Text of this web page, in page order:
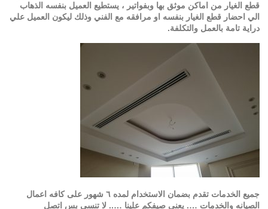
قطع الغيار من اماكن موثق بها وبفواتير ، يستطيع العميل بنفسه الذهاب
الي احضار قطع الغيار بنفسه او مرافقه مع الفني وذلك ليكون العميل علي
دراية تامة بالعمل والتكلفة.
جميع الخدمات تقدم بضمان الاستخدام لمده ٦ شهور على كافه اعمال
الصيانه والخدمات …. يعني صيفكم علينا ….. لا تنسى بس اتصل